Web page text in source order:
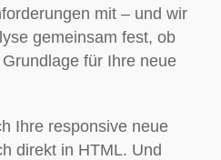
mit – und wir
gemeinsam fest, ob
für Ihre neue
Ihre responsive neue
direkt in HTML. Und